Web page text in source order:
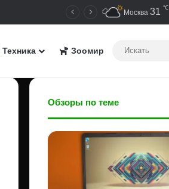
Москва 31 ℃
Техника Зоомир
Обзоры по теме